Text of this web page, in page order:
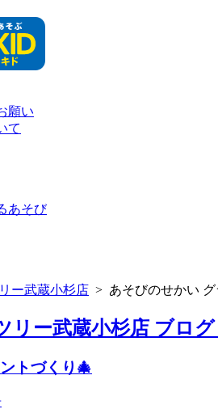
願い
て
あそび
ー武蔵小杉店 > あそびのせかい
リー武蔵小杉店 ブロ
トづくり🎄